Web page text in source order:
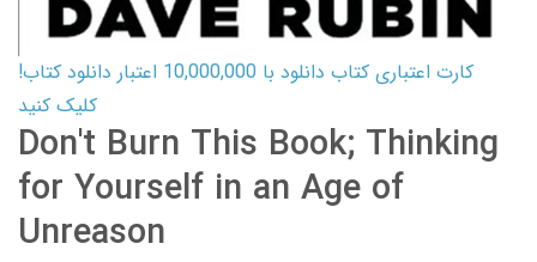
کارت اعتباری کتاب دانلود با 10,000,000 اعتبار دانلود کتاب!
کلیک کنید
Don't Burn This Book; Thinking
for Yourself in an Age of
Unreason